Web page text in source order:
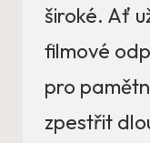
široké. Ať
filmové
pro
zpestřit